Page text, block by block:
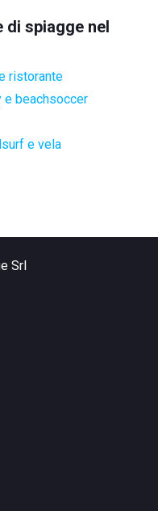
di spiagge nel
ristorante
e beachsoccer
e vela
Srl